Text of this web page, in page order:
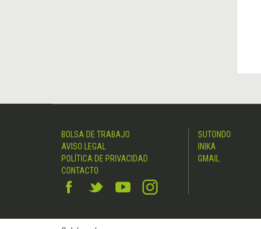
BOLSA DE TRABAJO
AVISO LEGAL
POLÍTICA DE PRIVACIDAD
CONTACTO
SUTONDO
INIKA
GMAIL